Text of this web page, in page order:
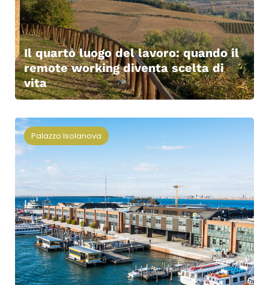
Il quarto luogo del lavoro: quando il
remote working diventa scelta di
vita
Palazzo Isolanova